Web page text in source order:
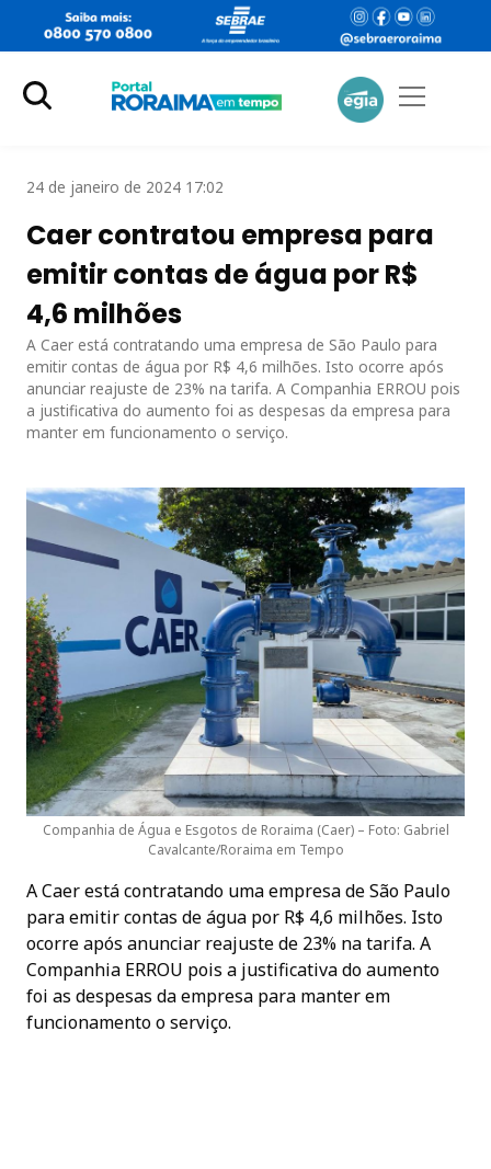
24 de janeiro de 2024 17:02
Caer contratou empresa para
emitir contas de água por R$
4,6 milhões
A Caer está contratando uma empresa de São Paulo para
emitir contas de água por R$ 4,6 milhões. Isto ocorre após
anunciar reajuste de 23% na tarifa. A Companhia ERROU pois
a justificativa do aumento foi as despesas da empresa para
manter em funcionamento o serviço.
Companhia de Água e Esgotos de Roraima (Caer) – Foto: Gabriel
Cavalcante/Roraima em Tempo
A Caer está contratando uma empresa de São Paulo
para emitir contas de água por R$ 4,6 milhões. Isto
ocorre após anunciar reajuste de 23% na tarifa. A
Companhia ERROU pois a justificativa do aumento
foi as despesas da empresa para manter em
funcionamento o serviço.